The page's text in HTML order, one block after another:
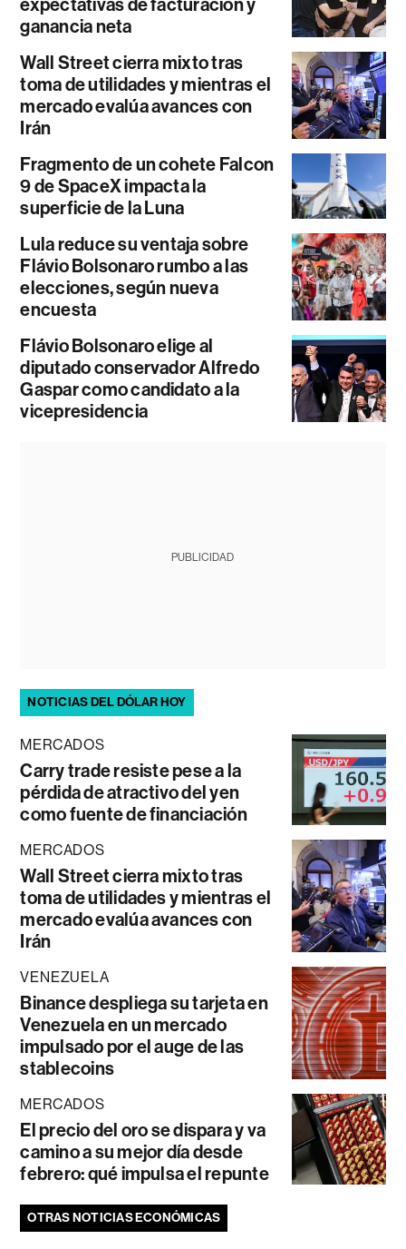
ganancia neta
Wall Street cierra mixto tras
toma de utilidades y mientras el
mercado evalúa avances con
Irán
Fragmento de un cohete Falcon
9 de SpaceX impacta la
superficie de la Luna
Lula reduce su ventaja sobre
Flávio Bolsonaro rumbo a las
elecciones, según nueva
encuesta
Flávio Bolsonaro elige al
diputado conservador Alfredo
Gaspar como candidato a la
vicepresidencia
PUBLICIDAD
NOTICIAS DEL DÓLAR HOY
MERCADOS
Carry trade resiste pese a la
pérdida de atractivo del yen
como fuente de financiación
MERCADOS
Wall Street cierra mixto tras
toma de utilidades y mientras el
mercado evalúa avances con
Irán
VENEZUELA
Binance despliega su tarjeta en
Venezuela en un mercado
impulsado por el auge de las
stablecoins
MERCADOS
El precio del oro se dispara y va
camino a su mejor día desde
febrero: qué impulsa el repunte
OTRAS NOTICIAS ECONÓMICAS